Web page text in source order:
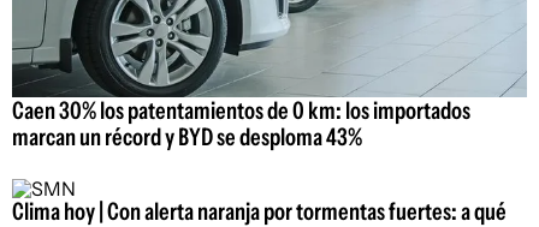
Caen 30% los patentamientos de 0 km: los importados
marcan un récord y BYD se desploma 43%
Clima hoy | Con alerta naranja por tormentas fuertes: a qué